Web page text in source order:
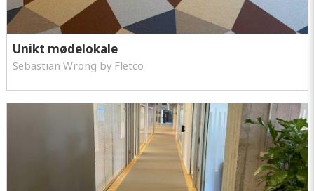
Unikt mødelokale
Sebastian Wrong by Fletco